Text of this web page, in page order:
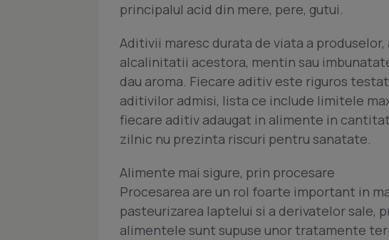
principalul acid din mere, pere, gutui.
Aditivii maresc durata de viata a
alcalinitatii acestora, mentin sau
dau aroma. Fiecare aditiv este riguros
aditivilor admisi, lista ce include limitele
fiecare aditiv adaugat in alimente in
zilnic nu prezinta riscuri pentru sanatate.
Alimente mai sigure, prin procesare
Procesarea are un rol foarte important in
pasteurizarea laptelui si a derivatelor sale,
alimentele sunt supuse unor tratamente